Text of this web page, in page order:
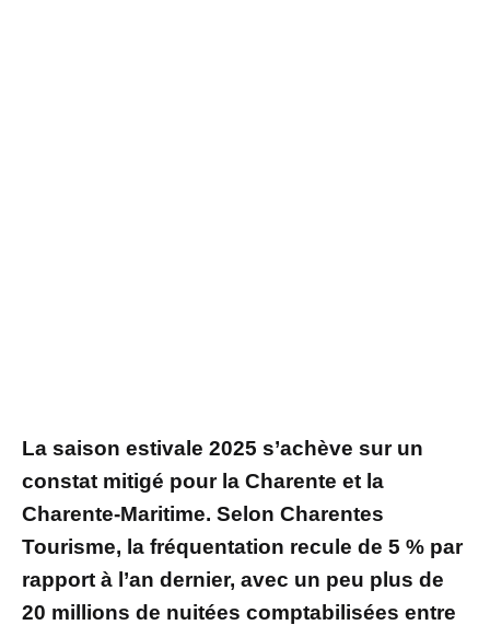
La saison estivale 2025 s’achève sur un
constat mitigé pour la Charente et la
Charente-Maritime. Selon Charentes
Tourisme, la fréquentation recule de 5 % par
rapport à l’an dernier, avec un peu plus de
20 millions de nuitées comptabilisées entre